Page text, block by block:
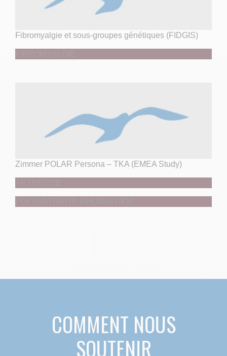
Fibromyalgie et sous-groupes génétiques (FIDGIS)
Zimmer POLAR Persona – TKA (EMEA Study)
COMMENT NOUS
SOUTENIR